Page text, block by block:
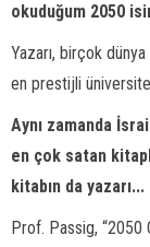
okuduğum 2050
Yazarı, birçok
en prestijli
Aynı zamanda
en çok satan
kitabın da yazarı...
Prof. Passig, “2050